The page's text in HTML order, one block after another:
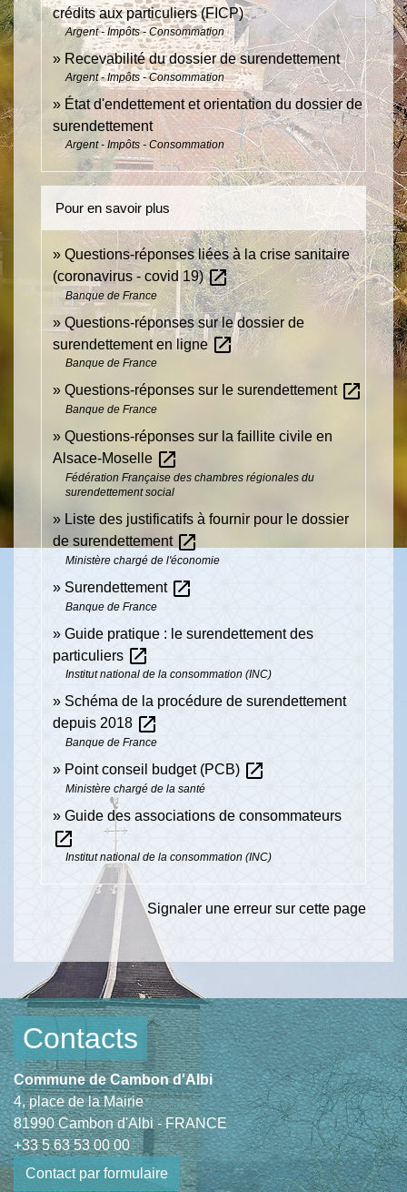
crédits aux particuliers (FICP)
Argent - Impôts - Consommation
Recevabilité du dossier de surendettement
Argent - Impôts - Consommation
État d'endettement et orientation du dossier de
surendettement
Argent - Impôts - Consommation
Pour en savoir plus
Questions-réponses liées à la crise sanitaire
(coronavirus - covid 19)open_in_new
Banque de France
Questions-réponses sur le dossier de
surendettement en ligne open_in_new
Banque de France
Questions-réponses sur le surendettement open_in_new
Banque de France
Questions-réponses sur la faillite civile en
Alsace-Moselle open_in_new
Fédération Française des chambres régionales du
surendettement social
Liste des justificatifs à fournir pour le dossier
de surendettement open_in_new
Ministère chargé de l'économie
Surendettement open_in_new
Banque de France
Guide pratique : le surendettement des
particuliers open_in_new
Institut national de la consommation (INC)
Schéma de la procédure de surendettement
depuis 2018 open_in_new
Banque de France
Point conseil budget (PCB) open_in_new
Ministère chargé de la santé
Guide des associations de consommateurs
open_in_new
Institut national de la consommation (INC)
Signaler une erreur sur cette page
Contacts
Commune de Cambon d'Albi
4, place de la Mairie
81990 Cambon d'Albi - FRANCE
+33 5 63 53 00 00
Contact par formulaire